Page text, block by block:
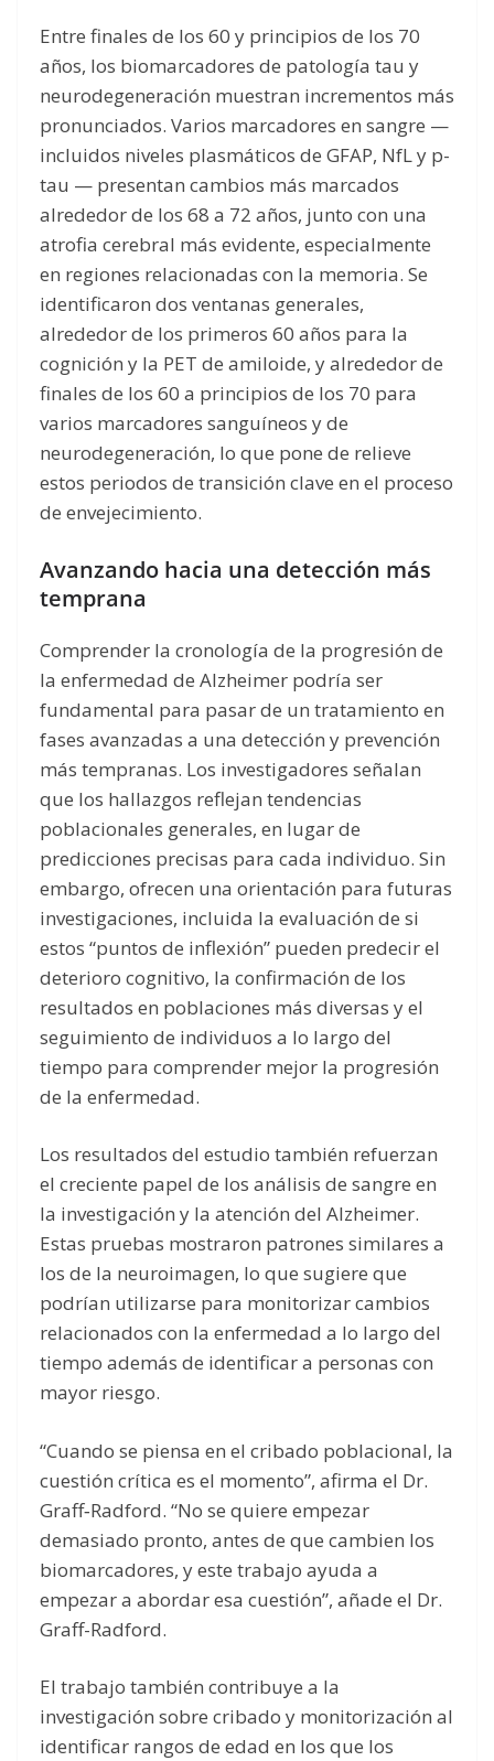
Entre finales de los 60 y principios de los 70
años, los biomarcadores de patología tau y
neurodegeneración muestran incrementos más
pronunciados. Varios marcadores en sangre —
incluidos niveles plasmáticos de GFAP, NfL y p-
tau — presentan cambios más marcados
alrededor de los 68 a 72 años, junto con una
atrofia cerebral más evidente, especialmente
en regiones relacionadas con la memoria. Se
identificaron dos ventanas generales,
alrededor de los primeros 60 años para la
cognición y la PET de amiloide, y alrededor de
finales de los 60 a principios de los 70 para
varios marcadores sanguíneos y de
neurodegeneración, lo que pone de relieve
estos periodos de transición clave en el proceso
de envejecimiento.
Avanzando hacia una detección más
temprana
Comprender la cronología de la progresión de
la enfermedad de Alzheimer podría ser
fundamental para pasar de un tratamiento en
fases avanzadas a una detección y prevención
más tempranas. Los investigadores señalan
que los hallazgos reflejan tendencias
poblacionales generales, en lugar de
predicciones precisas para cada individuo. Sin
embargo, ofrecen una orientación para futuras
investigaciones, incluida la evaluación de si
estos “puntos de inflexión” pueden predecir el
deterioro cognitivo, la confirmación de los
resultados en poblaciones más diversas y el
seguimiento de individuos a lo largo del
tiempo para comprender mejor la progresión
de la enfermedad.
Los resultados del estudio también refuerzan
el creciente papel de los análisis de sangre en
la investigación y la atención del Alzheimer.
Estas pruebas mostraron patrones similares a
los de la neuroimagen, lo que sugiere que
podrían utilizarse para monitorizar cambios
relacionados con la enfermedad a lo largo del
tiempo además de identificar a personas con
mayor riesgo.
“Cuando se piensa en el cribado poblacional, la
cuestión crítica es el momento”, afirma el Dr.
Graff‑Radford. “No se quiere empezar
demasiado pronto, antes de que cambien los
biomarcadores, y este trabajo ayuda a
empezar a abordar esa cuestión”, añade el Dr.
Graff-Radford.
El trabajo también contribuye a la
investigación sobre cribado y monitorización al
identificar rangos de edad en los que los